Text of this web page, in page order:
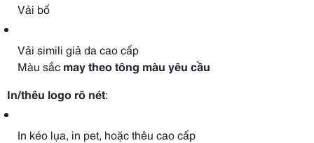
Vải bố
Vải simili giả da cao cấp
Màu sắc may theo tông màu yêu cầu
In/thêu logo rõ nét:
In kéo lụa, in pet, hoặc thêu cao cấp